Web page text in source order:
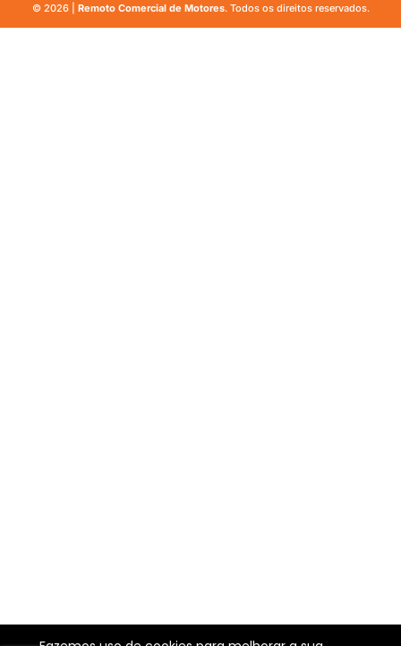
© 2026 | Remoto Comercial de Motores. Todos os direitos reservados.